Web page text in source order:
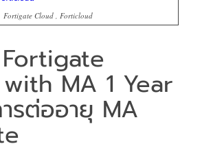
Fortigate Cloud , Forticloud
MA 1 Year
รต่ออายุ MA